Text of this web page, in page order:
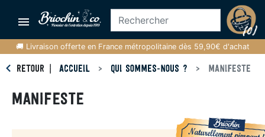

(0)
🚚 Livraison offerte en France métropolitaine dès 59,90€ d'achat
RETOUR ACCUEIL QUI SOMMES-NOUS ? MANIFESTE
MANIFESTE